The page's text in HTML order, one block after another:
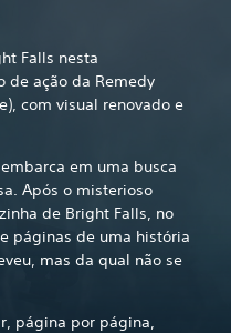
Falls nesta
de ação da Remedy
com visual renovado e
em uma busca
Após o misterioso
de Bright Falls, no
páginas de uma história
mas da qual não se
página por página,